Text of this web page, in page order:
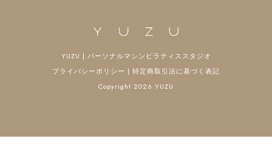
YUZU | パーソナルマシンピラティススタジオ
プライバシーポリシー | 特定商取引法に基づく表記
Copyright 2026 YUZU